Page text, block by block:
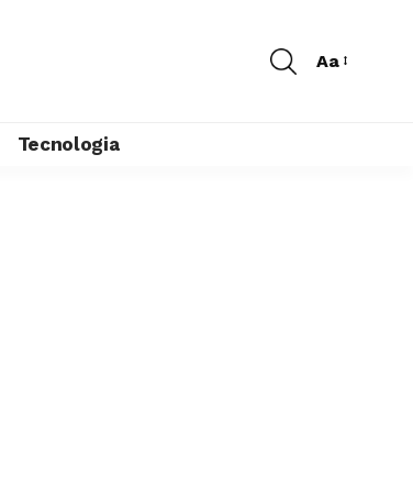
Aa
Tecnologia